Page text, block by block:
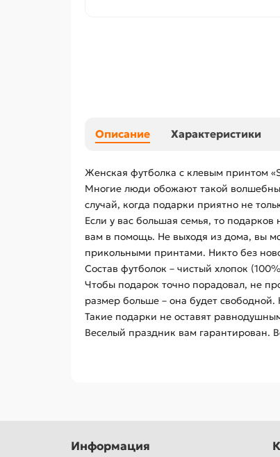
Описание Характеристики
Женская футболка с клевым принтом
Многие люди обожают такой
случай, когда подарки приятно не
Если у вас большая семья, то
вам в помощь. Не выходя из дома, вы
прикольными принтами. Никто без
Состав футболок – чистый хлопок
Чтобы подарок точно порадовал, не
размер больше – она будет
Такие подарки не оставят
Веселый праздник вам гарантирован.
Информация